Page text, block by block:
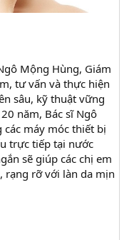
Mộng Hùng, Giám
tư vấn và thực hiện
sâu, kỹ thuật vững
năm, Bác sĩ Ngô
các máy móc thiết bị
trực tiếp tại nước
sẽ giúp các chị em
rạng rỡ với làn da mịn